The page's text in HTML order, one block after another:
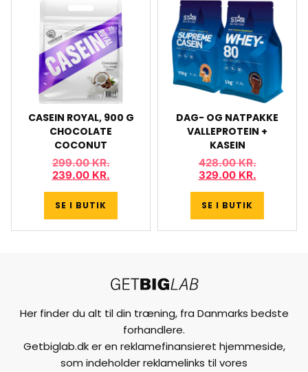
CASEIN ROYAL, 900 G
CHOCOLATE
COCONUT
299.00KR.
239.00 KR.
SE I BUTIK
DAG- OG NATPAKKE
VALLEPROTEIN +
KASEIN
428.00KR.
329.00 KR.
SE I BUTIK
Her finder du alt til din træning, fra Danmarks bedste
forhandlere.
Getbiglab.dk er en reklamefinansieret hjemmeside,
som indeholder reklamelinks til vores